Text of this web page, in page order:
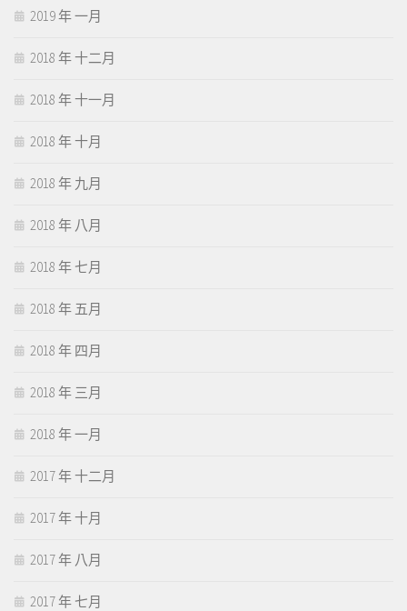
2019 年 一月
2018 年 十二月
2018 年 十一月
2018 年 十月
2018 年 九月
2018 年 八月
2018 年 七月
2018 年 五月
2018 年 四月
2018 年 三月
2018 年 一月
2017 年 十二月
2017 年 十月
2017 年 八月
2017 年 七月